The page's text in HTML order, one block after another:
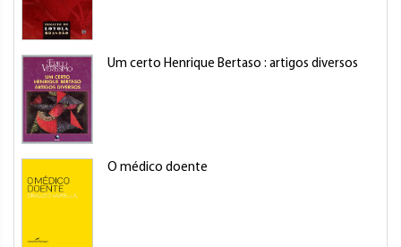
Um certo Henrique Bertaso : artigos diversos
O médico doente